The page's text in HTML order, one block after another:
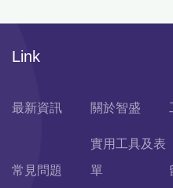
Link
最新資訊 關於智盛
常見問題
實用工具及表
單